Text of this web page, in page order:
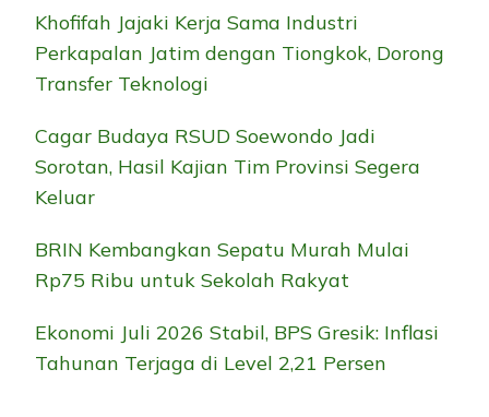
Khofifah Jajaki Kerja Sama Industri
Perkapalan Jatim dengan Tiongkok, Dorong
Transfer Teknologi
Cagar Budaya RSUD Soewondo Jadi
Sorotan, Hasil Kajian Tim Provinsi Segera
Keluar
BRIN Kembangkan Sepatu Murah Mulai
Rp75 Ribu untuk Sekolah Rakyat
Ekonomi Juli 2026 Stabil, BPS Gresik: Inflasi
Tahunan Terjaga di Level 2,21 Persen